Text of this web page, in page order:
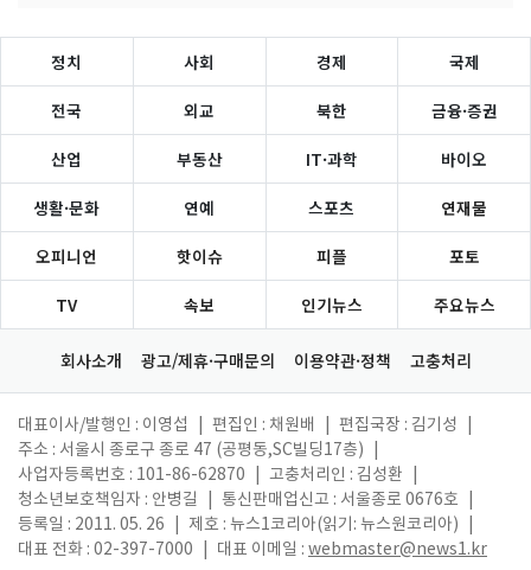
정치 사회 경제 국제
전국 외교 북한 금융·증권
산업 부동산 IT·과학 바이오
생활·문화 연예 스포츠 연재물
오피니언 핫이슈 피플 포토
TV 속보 인기뉴스 주요뉴스
회사소개 광고/제휴·구매문의 이용약관·정책 고충처리
대표이사/발행인 : 이영섭 편집인 : 채원배 편집국장 : 김기성
주소 : 서울시 종로구 종로 47 (공평동,SC빌딩17층)
사업자등록번호 : 101-86-62870
고충처리인 : 김성환
청소년보호책임자 : 안병길
통신판매업신고 : 서울종로 0676호
등록일 : 2011. 05. 26
제호 : 뉴스1코리아(읽기: 뉴스원코리아)
대표 전화 : 02-397-7000
대표 이메일 : webmaster@news1.kr